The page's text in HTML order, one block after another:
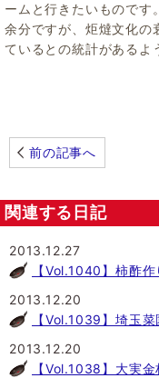
ームと行きたいものです。
余分ですが、炬燵文化の
ているとの統計があるよ
前の記事へ
関連する日記
2013.12.27
【Vol.1040】柿酢作
2013.12.20
【Vol.1039】埼玉
2013.12.20
【Vol.1038】大実